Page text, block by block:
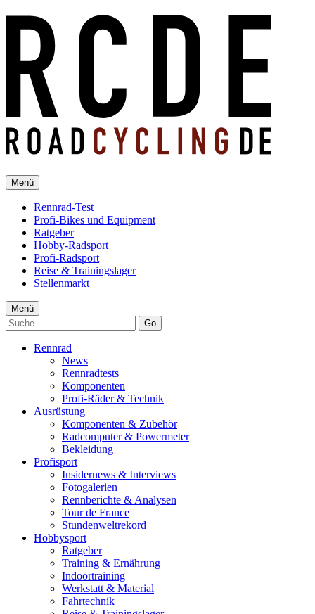
Menü
Rennrad-Test
Profi-Bikes und Equipment
Ratgeber
Hobby-Radsport
Profi-Radsport
Reise & Trainingslager
Stellenmarkt
Menü
Go
Rennrad
News
Rennradtests
Komponenten
Profi-Räder & Technik
Ausrüstung
Komponenten & Zubehör
Radcomputer & Powermeter
Bekleidung
Profisport
Insidernews & Interviews
Fotogalerien
Rennberichte & Analysen
Tour de France
Stundenweltrekord
Hobbysport
Ratgeber
Training & Ernährung
Indoortraining
Werkstatt & Material
Fahrtechnik